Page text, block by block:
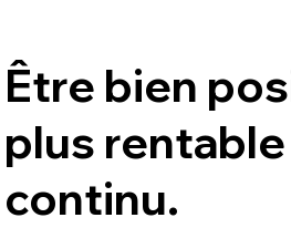
Être bien
plus
continu.